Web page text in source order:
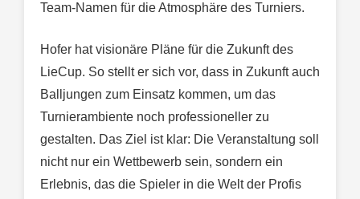
Team-Namen für die Atmosphäre des Turniers.
Hofer hat visionäre Pläne für die Zukunft des
LieCup. So stellt er sich vor, dass in Zukunft auch
Balljungen zum Einsatz kommen, um das
Turnierambiente noch professioneller zu
gestalten. Das Ziel ist klar: Die Veranstaltung soll
nicht nur ein Wettbewerb sein, sondern ein
Erlebnis, das die Spieler in die Welt der Profis